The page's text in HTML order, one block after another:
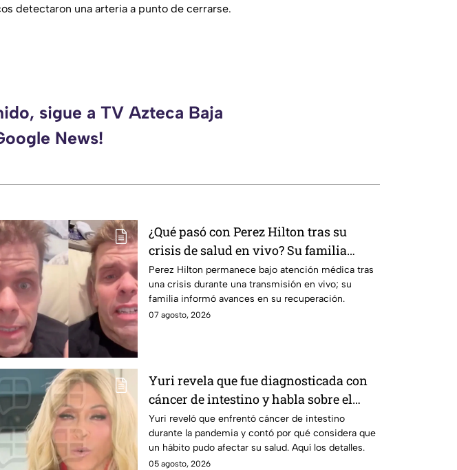
detectaron una arteria a punto de cerrarse.
sigue a TV Azteca Baja
News!
¿Qué pasó con Perez Hilton tras su
crisis de salud en vivo? Su familia
revela nuevos detalles sobre su
recuperación | VIDEO
Perez Hilton permanece bajo atención médica tras
una crisis durante una transmisión en vivo; su
familia informó avances en su recuperación.
07 agosto, 2026
Yuri revela que fue diagnosticada con
cáncer de intestino y habla sobre el
hábito que relaciona con su salud
Yuri reveló que enfrentó cáncer de intestino
durante la pandemia y contó por qué considera que
un hábito pudo afectar su salud. Aquí los detalles.
05 agosto, 2026